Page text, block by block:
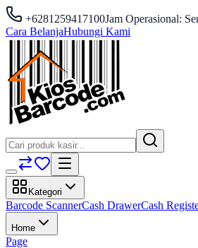
+6281259417100Jam Operasional:
Cara BelanjaHubungi Kami
Kategori
Barcode ScannerCash DrawerCash
Home
Page